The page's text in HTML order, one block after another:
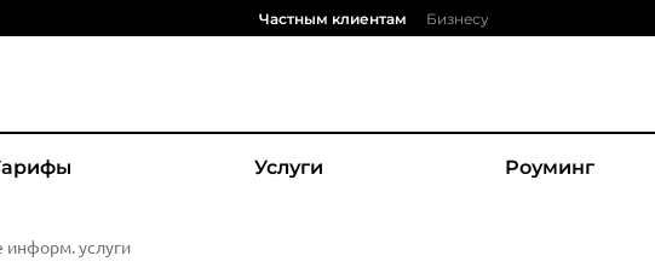
Частным клиентам Бизнесу
Услуги Роуминг
услуги